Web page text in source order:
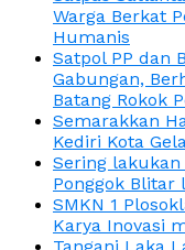
Warga Berkat
Humanis
Satpol PP dan
Gabungan,
Batang Rokok
Semarakkan
Kediri Kota
Sering
Ponggok Blitar
SMKN 1
Karya Inovasi